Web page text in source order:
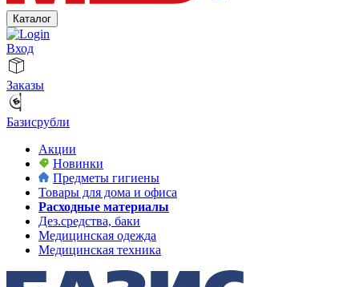
Каталог
Вход
Заказы
Базисрубли
Акции
Новинки
Предметы гигиены
Товары для дома и офиса
Расходные материалы
Дез.средства, баки
Медицинская одежда
Медицинская техника